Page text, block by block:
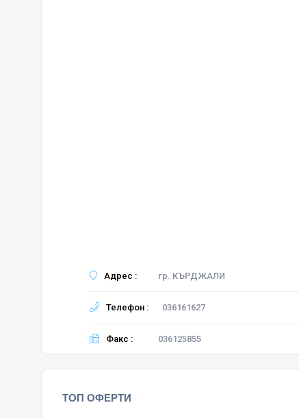
Адрес : гр. КЪРДЖАЛИ
Телефон : 036161627
Факс : 036125855
ТОП ОФЕРТИ